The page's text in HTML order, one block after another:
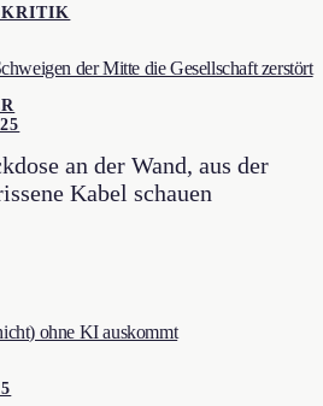
der Mitte die Gesellschaft zerstört
ohne KI auskommt